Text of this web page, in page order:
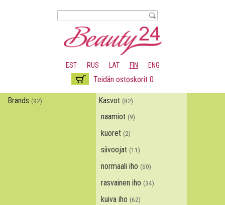
pääsisältöön
EST RUS LAT FIN ENG
Teidän ostoskorit 0
Brands (92) Kasvot (82)
naamiot (9)
kuoret (2)
siivoojat (11)
normaali iho (60)
rasvainen iho (34)
kuiva iho (62)